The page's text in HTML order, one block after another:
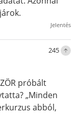
Jelentés
245
próbált
„Minden
abból,